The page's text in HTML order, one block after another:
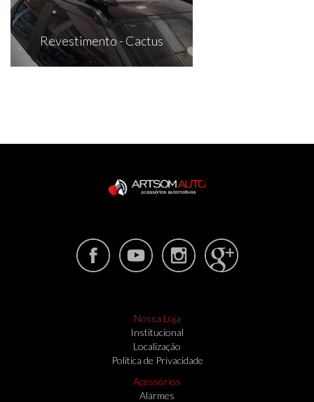
Revestimento - Cactus
Nossa Loja
Institucional
Localização
Politica de Privacidade
Acessórios
Alarmes